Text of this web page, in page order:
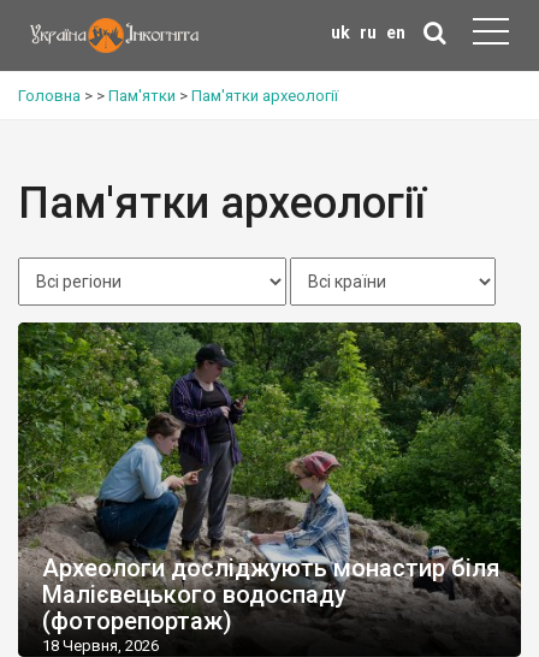
uk ru en
Головна > > Пам'ятки > Пам'ятки археології
Пам'ятки археології
Археологи досліджують монастир біля
Малієвецького водоспаду
(фоторепортаж)
18 Червня, 2026